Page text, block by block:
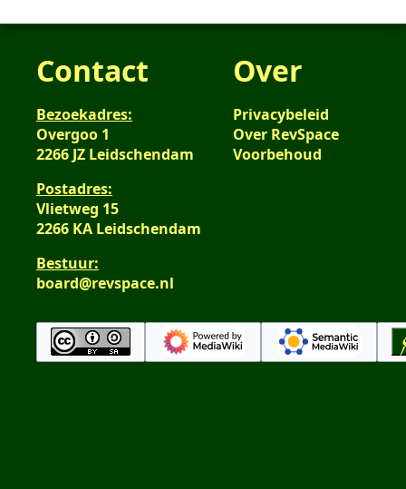
s
m
n
v
a
t
t
i
g
s
a
m
e
n
v
a
t
i
g
Contact
Bezoekadres:
Overgoo 1
2266 JZ Leidschendam
Postadres:
Vlietweg 15
2266 KA Leidschendam
Bestuur:
board@revspace.nl
Over
Privacybeleid
Over RevSpace
Voorbehoud